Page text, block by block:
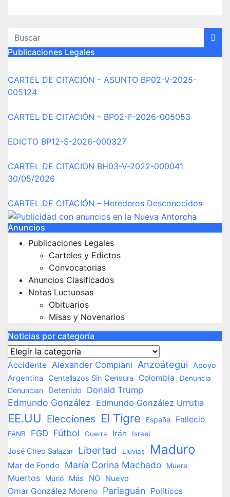
Publicaciones Legales
CARTEL DE CITACIÓN – ASUNTO BP02-V-2025-
005124
CARTEL DE CITACIÓN – BP02-F-2026-005053
EDICTO BP12-S-2026-000327
CARTEL DE CITACION BH03-V-2022-000041
30/05/2026
CARTEL DE CITACIÓN – Herederos Desconocidos
Anuncios
Publicaciones Legales
Carteles y Edictos
Convocatorias
Anuncios Clasificados
Notas Luctuosas
Obituarios
Misas y Novenarios
Noticias por categoría
Noticias
por
categoría
Accidente Alexander Compiani Anzoátegui Apoyo
Argentina Centellazos Sin Censura Colombia Denuncia
Denuncian Detenido Donald Trump
Edmundo González Edmundo González Urrutia
EE.UU Elecciones El Tigre España Falleció
FANB FGD Fútbol Guerra Irán Israel
José Cheo Salazar Libertad Lluvias Maduro
Mar de Fondo María Corina Machado Muere
Muertos Murió Más NO Nuevo
Omar González Moreno Pariaguán Políticos